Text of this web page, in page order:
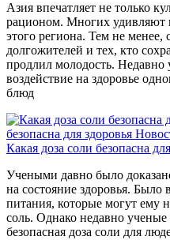
Азия впечатляет не только
рационом. Многих удивляют
этого региона. Тем не менее,
долгожителей и тех, кто
продлил молодость.
воздействие на здоровье
блюд
безопасна для здоровья
Какая доза соли безопасна
Учеными давно было
на состояние здоровья. Было
питания, которые могут ему
соль. Однако недавно
безопасная доза соли для